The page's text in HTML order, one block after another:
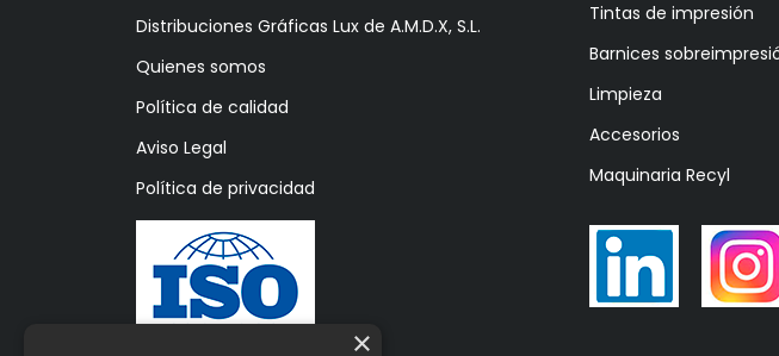
Distribuciones Gráficas Lux de A.M.D.X, S.L.
Quienes somos
Política de calidad
Aviso Legal
Política de privacidad
Tintas de impresión
Barnices
Limpieza
Accesorios
Maquinaria Recyl
×